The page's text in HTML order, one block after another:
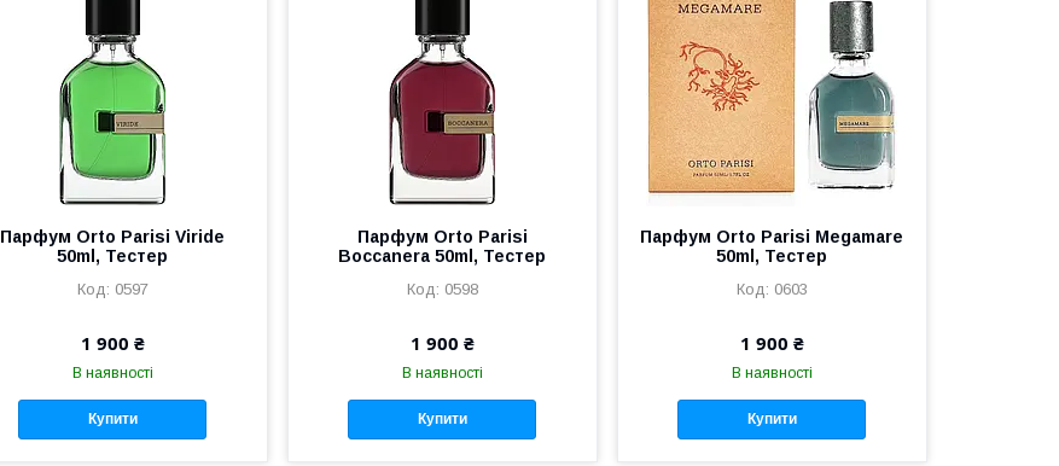
Парфум Orto Parisi Viride
50ml, Тестер
0597
1 900 ₴
В наявності
Купити
Парфум Orto Parisi
Boccanera 50ml, Тестер
0598
1 900 ₴
В наявності
Купити
Парфум Orto Parisi Megamare
50ml, Тестер
0603
1 900 ₴
В наявності
Купити